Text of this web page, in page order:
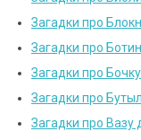
Загадки про
Загадки про
Загадки про
Загадки про
Загадки про Вазу